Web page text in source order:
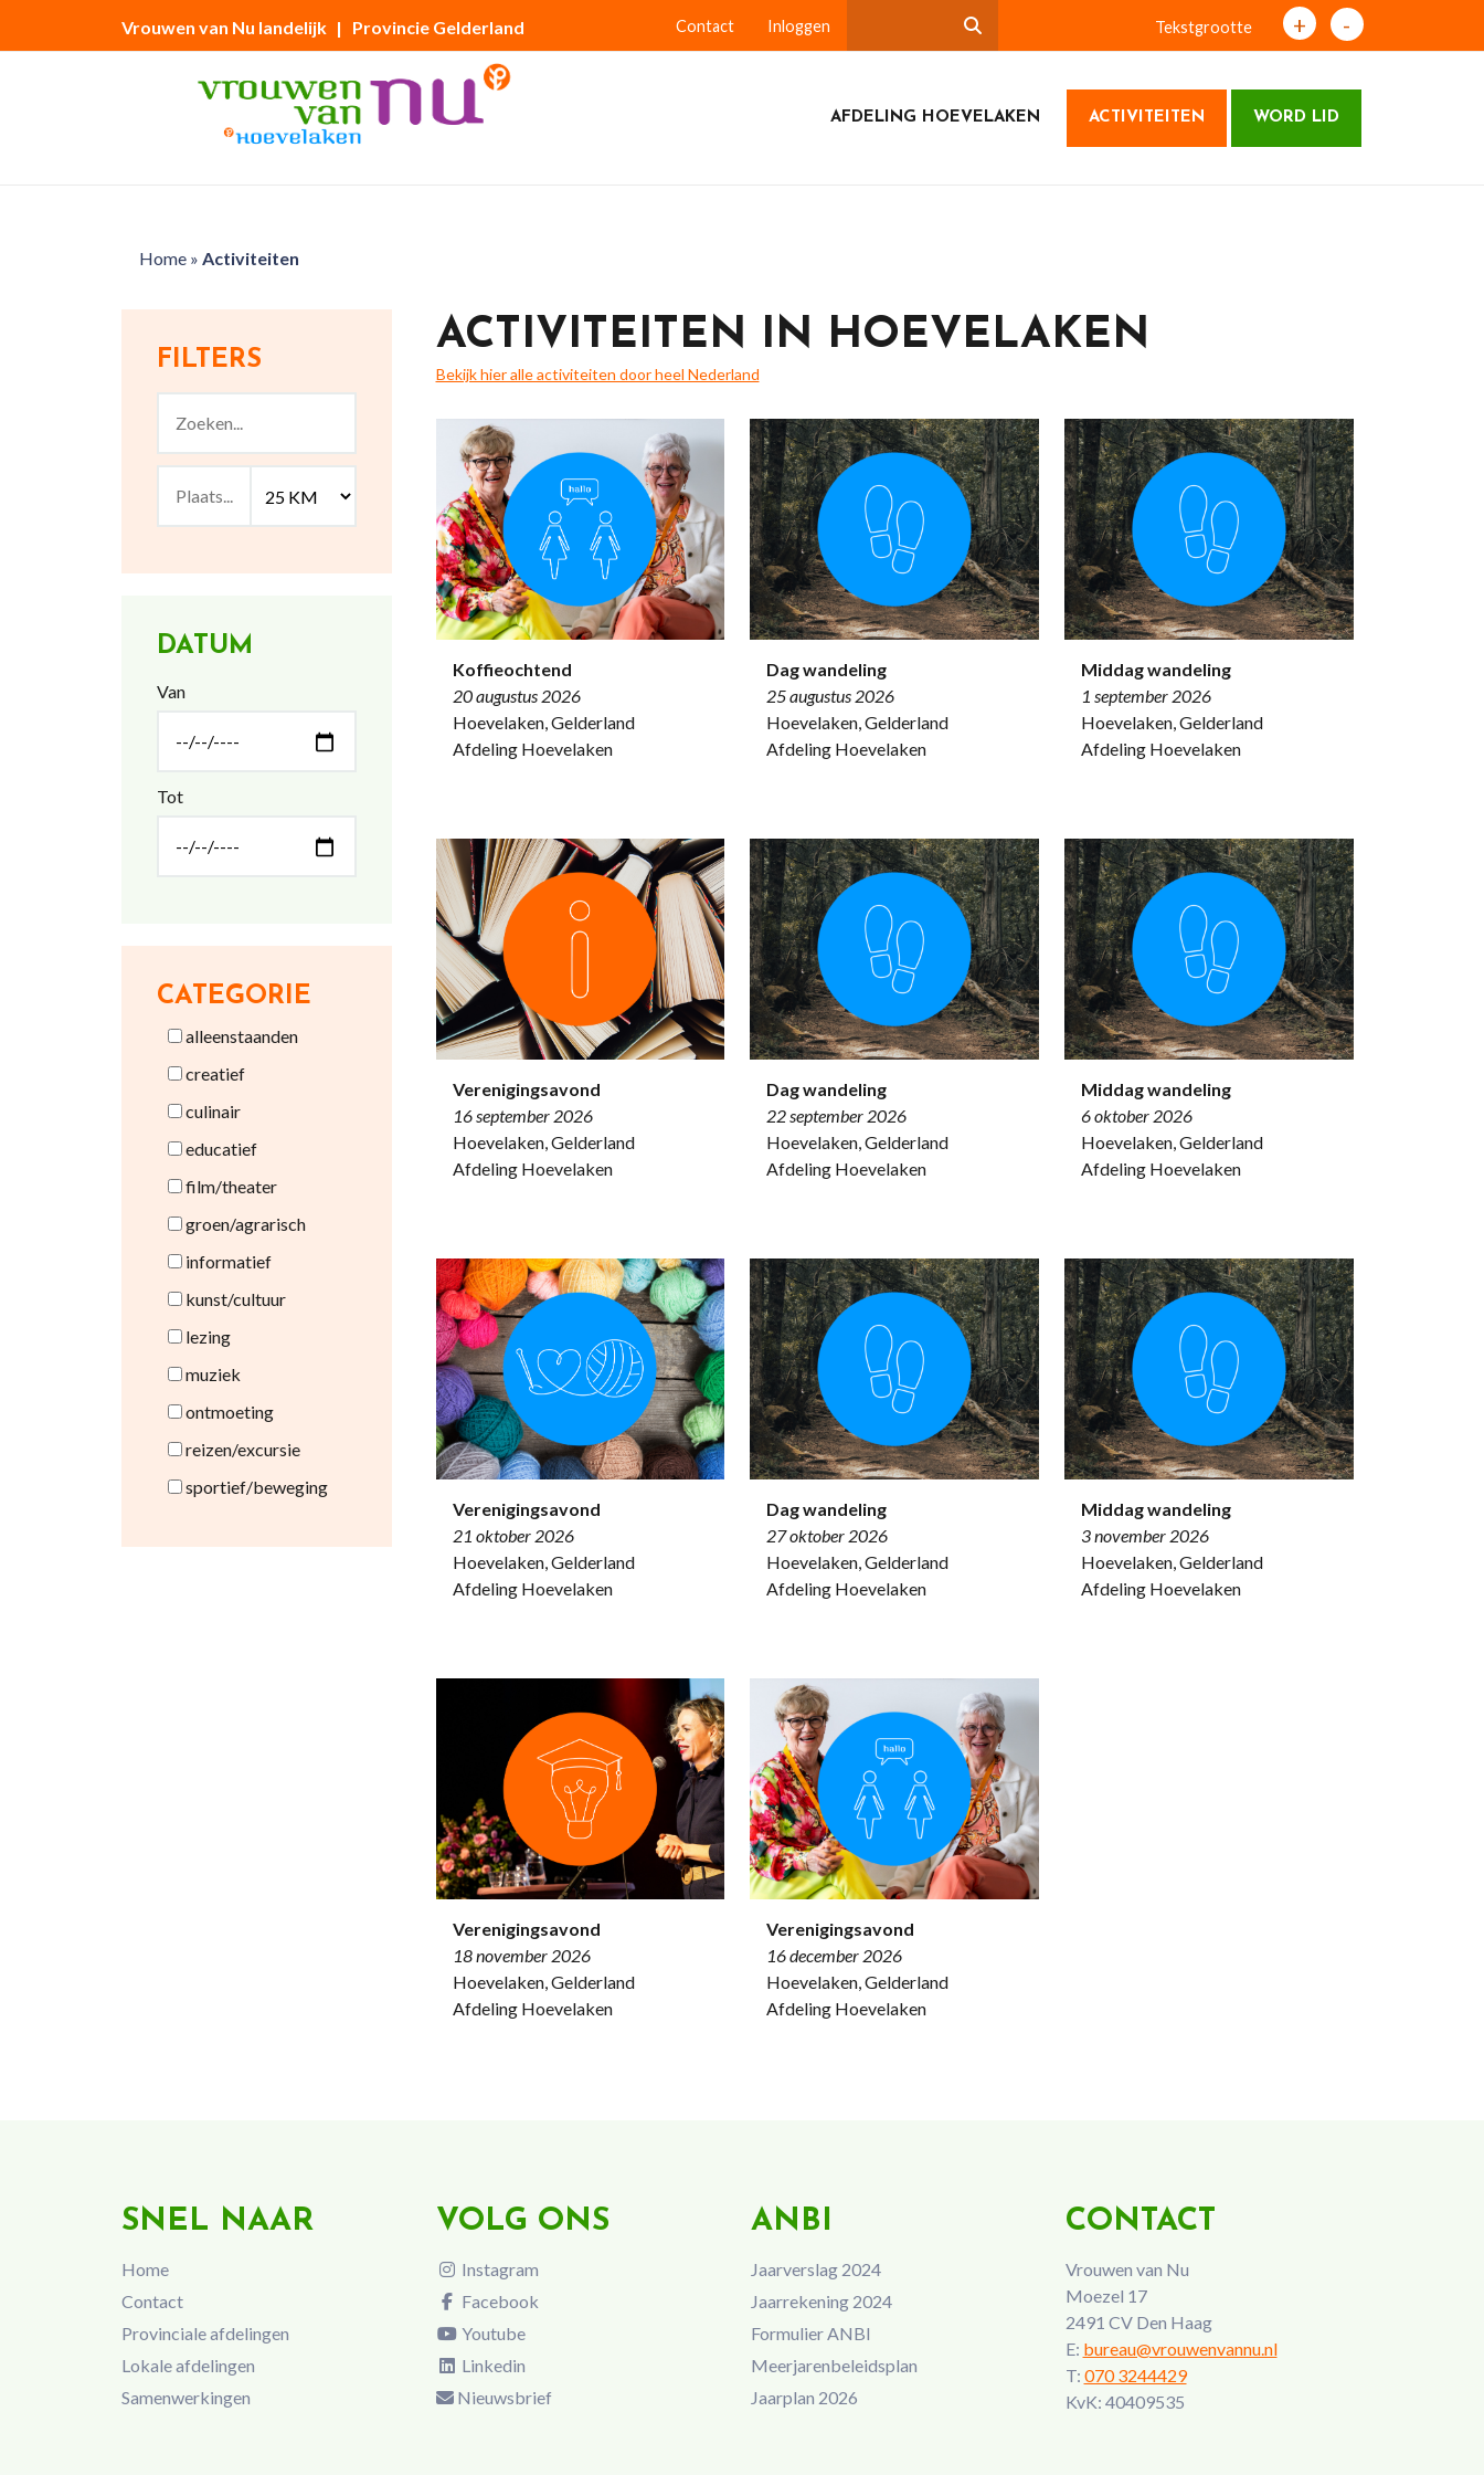
Vrouwen van Nu landelijk | Provincie Gelderland Contact Inloggen Tekstgrootte + -
AFDELING HOEVELAKEN ACTIVITEITEN WORD LID
Home» Activiteiten
FILTERS
DATUM
Van
Tot
CATEGORIE
alleenstaanden
creatief
culinair
educatief
film/theater
groen/agrarisch
informatief
kunst/cultuur
lezing
muziek
ontmoeting
reizen/excursie
sportief/beweging
ACTIVITEITEN IN HOEVELAKEN
Bekijk hier alle activiteiten door heel Nederland
Koffieochtend
20 augustus 2026
Hoevelaken, Gelderland
Afdeling Hoevelaken
Dag wandeling
25 augustus 2026
Hoevelaken, Gelderland
Afdeling Hoevelaken
Middag wandeling
1 september 2026
Hoevelaken, Gelderland
Afdeling Hoevelaken
Verenigingsavond
16 september 2026
Hoevelaken, Gelderland
Afdeling Hoevelaken
Dag wandeling
22 september 2026
Hoevelaken, Gelderland
Afdeling Hoevelaken
Middag wandeling
6 oktober 2026
Hoevelaken, Gelderland
Afdeling Hoevelaken
Verenigingsavond
21 oktober 2026
Hoevelaken, Gelderland
Afdeling Hoevelaken
Dag wandeling
27 oktober 2026
Hoevelaken, Gelderland
Afdeling Hoevelaken
Middag wandeling
3 november 2026
Hoevelaken, Gelderland
Afdeling Hoevelaken
Verenigingsavond
18 november 2026
Hoevelaken, Gelderland
Afdeling Hoevelaken
Verenigingsavond
16 december 2026
Hoevelaken, Gelderland
Afdeling Hoevelaken
SNEL NAAR
Home
Contact
Provinciale afdelingen
Lokale afdelingen
Samenwerkingen
VOLG ONS
Instagram
Facebook
Youtube
Linkedin
Nieuwsbrief
ANBI
Jaarverslag 2024
Jaarrekening 2024
Formulier ANBI
Meerjarenbeleidsplan
Jaarplan 2026
CONTACT
Vrouwen van Nu
Moezel 17
2491 CV Den Haag
E: bureau@vrouwenvannu.nl
T: 070 3244429
KvK: 40409535